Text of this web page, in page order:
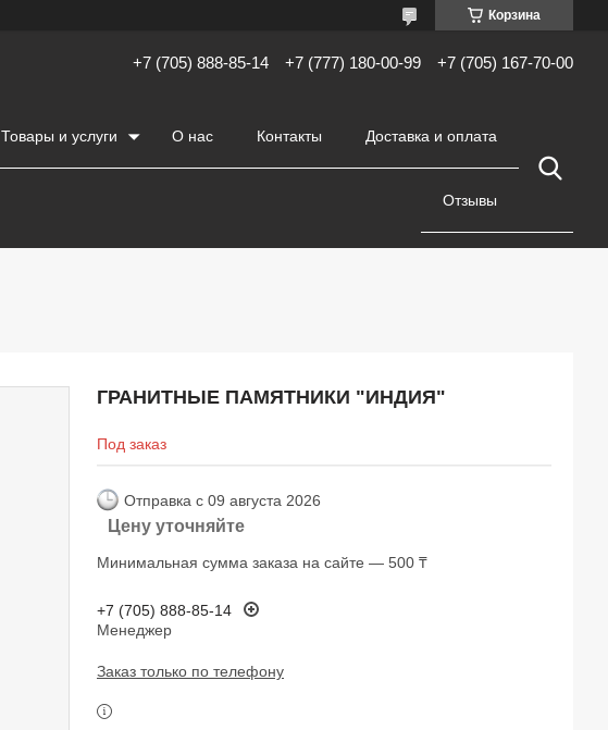
Корзина
+7 (705) 888-85-14 +7 (777) 180-00-99 +7 (705) 167-70-00
Товары и услуги О нас Контакты Доставка и оплата
Отзывы
ГРАНИТНЫЕ ПАМЯТНИКИ "ИНДИЯ"
Под заказ
Отправка с 09 августа 2026
Цену уточняйте
Минимальная сумма заказа на сайте — 500 ₸
+7 (705) 888-85-14
Менеджер
Заказ только по телефону